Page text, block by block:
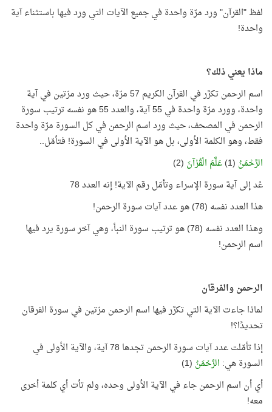
لفظ "القرآن" ورد مرّة واحدة في جميع الآيات التي ورد فيها باستثناء آية
واحدة!
ماذا يعني ذلك؟
اسم الرحمن تكرَّر في القرآن الكريم 57 مرّة، حيث ورد مرّتين في آية
واحدة، وورد مرّة واحدة في 55 آية، والعدد 55 هو نفسه ترتيب سورة
الرحمن في المصحف، حيث ورد اسم الرحمن في كل السورة مرّة واحدة
فقط، وهو الكلمة الأولى، بل هو الآية الأولى في السورة! فتأمّل..
الرَّحْمَنُ (1) عَلَّمَ الْقُرْآنَ (2)
عُد إلى آية سورة الإسراء وتأمّل رقم الآية! إنه العدد 78
هذا العدد نفسه (78) هو عدد آيات سورة الرحمن!
وهذا العدد نفسه (78) هو ترتيب سورة النبأ، وهي آخر سورة يرد فيها
اسم الرحمن!
الرحمن والفرقان
لماذا جاءت الآية التي تكرَّر فيها اسم الرحمن مرّتين في سورة الفرقان
تحديدًا؟!
إذا تأمّلت عدد آيات سورة الرحمن تجدها 78 آية، والآية الأولى في
السورة هي: الرَّحْمَنُ (1)
أي أن اسم الرحمن جاء في الآية الأولى وحده، ولم تأت أي كلمة أخرى
معه!